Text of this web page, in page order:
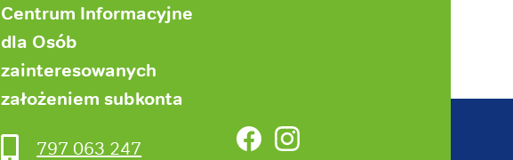
Centrum Informacyjne
dla Osób
zainteresowanych
założeniem subkonta
797 063 247
FacebookInstagram